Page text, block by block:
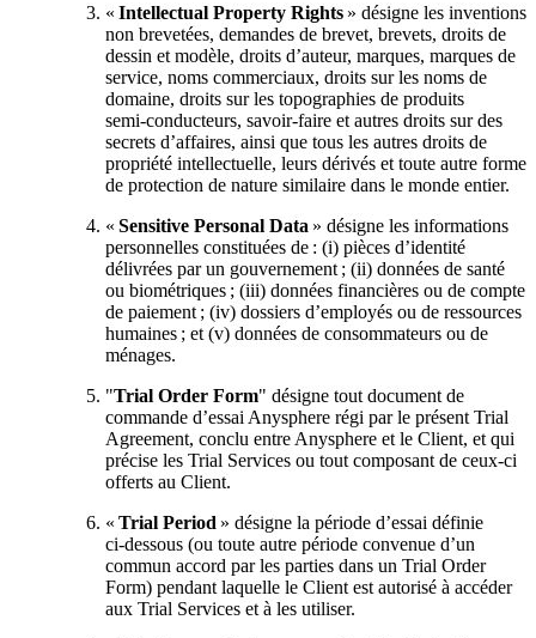
« Intellectual Property Rights » désigne les inventions
non brevetées, demandes de brevet, brevets, droits de
dessin et modèle, droits d’auteur, marques, marques de
service, noms commerciaux, droits sur les noms de
domaine, droits sur les topographies de produits
semi‑conducteurs, savoir‑faire et autres droits sur des
secrets d’affaires, ainsi que tous les autres droits de
propriété intellectuelle, leurs dérivés et toute autre forme
de protection de nature similaire dans le monde entier.
« Sensitive Personal Data » désigne les informations
personnelles constituées de : (i) pièces d’identité
délivrées par un gouvernement ; (ii) données de santé
ou biométriques ; (iii) données financières ou de compte
de paiement ; (iv) dossiers d’employés ou de ressources
humaines ; et (v) données de consommateurs ou de
ménages.
"Trial Order Form" désigne tout document de
commande d’essai Anysphere régi par le présent Trial
Agreement, conclu entre Anysphere et le Client, et qui
précise les Trial Services ou tout composant de ceux‑ci
offerts au Client.
« Trial Period » désigne la période d’essai définie
ci‑dessous (ou toute autre période convenue d’un
commun accord par les parties dans un Trial Order
Form) pendant laquelle le Client est autorisé à accéder
aux Trial Services et à les utiliser.